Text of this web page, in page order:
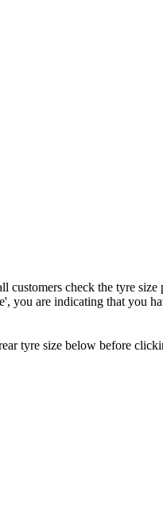
check the tyre
you are indicating that you
tyre size below before